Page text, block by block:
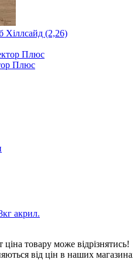
Хіллсайд (2,26)
Плюс
товару може відрізнятись!
від цін в наших